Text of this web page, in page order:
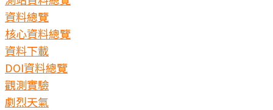
資料總覽
核心資料總覽
資料下載
DOI資料總覽
觀測實驗
劇烈天氣